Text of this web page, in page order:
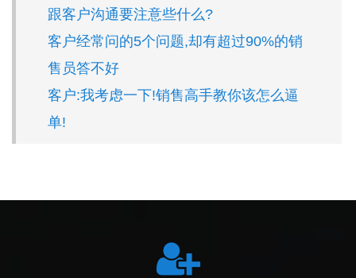
跟客户沟通要注意些什么?
客户经常问的5个问题,却有超过90%的销
售员答不好
客户:我考虑一下!销售高手教你该怎么逼
单!